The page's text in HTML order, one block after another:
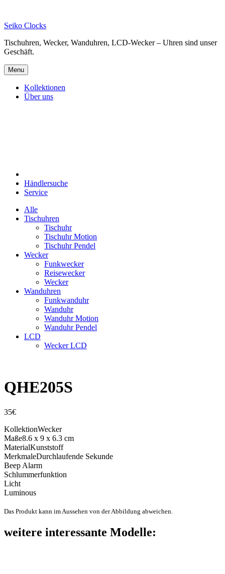
content
Seiko Clocks
Tischuhren, Wecker, Wanduhren, LCD-Wecker – Uhren sind unser
Geschäft.
Menu
Kollektionen
Über uns
Händlersuche
Service
Alle
Tischuhren
Tischuhr
Tischuhr Motion
Tischuhr Pendel
Wecker
Funkwecker
Reisewecker
Wecker
Wanduhren
Funkwanduhr
Wanduhr
Wanduhr Motion
Wanduhr Pendel
LCD
Wecker LCD
QHE205S
35€
KollektionWecker
Maße8.6 x 9 x 6.3 cm
MaterialKunststoff
MerkmaleDurchlaufende Sekunde
Beep Alarm
Schlummerfunktion
Licht
Luminous
Das Produkt kann im Aussehen von der Abbildung abweichen.
weitere interessante Modelle: